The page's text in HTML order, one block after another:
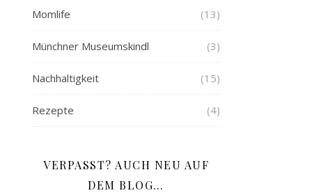
Momlife (13)
Münchner Museumskindl (3)
Nachhaltigkeit (15)
Rezepte (4)
VERPASST? AUCH NEU AUF
DEM BLOG…